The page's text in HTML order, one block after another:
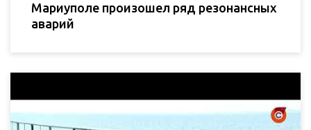
Мариуполе произошел ряд резонансных
аварий